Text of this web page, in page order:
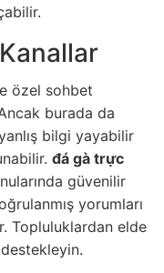
özel sohbet
burada da
bilgi yayabilir
đá gà trực
güvenilir
yorumları
Topluluklardan elde